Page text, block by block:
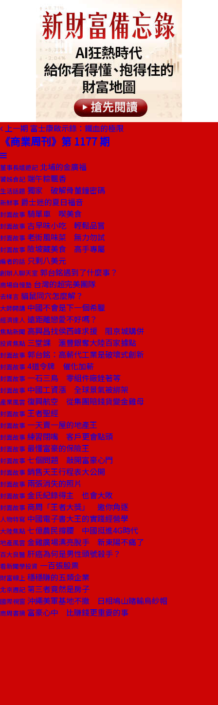
上一期 富士康啟示錄：鐵血的極限
《商業周刊》第 1177 期
董事長嬉遊記 北埔的金廣福
饕姊食記 端午粽飄香
生活話題 獨家 破解骨董鐘密碼
新鮮事 爵士迷的夏日福音
封面故事 騎單車 喫美食
封面故事 古早味小吃 輕鬆品嘗
封面故事 老街風味菜 無力勿試
封面故事 險坡藏美食 高手專屬
編者的話 只剩八美元
創辦人聊天室 郭台銘遇到了什麼事？
商場自慢塾 台灣的超完美團隊
去梯言 貓鼠同穴怎麼解？
大師開講 中國不會是下一個希臘
經濟達人 遠距離戀愛不好嗎？
焦點新聞 高興昌找侯西峰求援 阻京城購併
投資焦點 三堂課 滙豐銀奪大陸百家據點
封面故事 郭台銘：高薪代工業是破壞式創新
封面故事 4道令牌 催化加薪
封面故事 一石三鳥 零組件廠銼著等
封面故事 中國工資漲 全球景氣被綁架
產業風雲 復興航空 從集團賠錢貨變金雞母
封面故事 王者聖經
封面故事 一天賣一屋的地產王
封面故事 練習閉嘴 客戶更會點頭
封面故事 最懂富豪的保險王
封面故事 七個問題 敲開富豪心門
封面故事 銷售天王行程表大公開
封面故事 兩張消失的照片
封面故事 金氏紀錄得主 也會大敗
封面故事 商周「王者大獎」 邀你角逐
人物特寫 中國電子書大王的實踐經營學
大陸焦點 七億農民撐腰 中國挺進4G時代
地產風雲 金雞廣場漂亮脫手 新東陽不痛了
百大良醫 肝癌為何是男性頭號殺手？
看新聞學投資 一百張股票
財富線上 穩穩賺的五類企業
北京週記 第三者竟然是房子
國際視窗 沖繩美軍基地不撤 日相鳩山賭輸烏紗帽
商周書摘 富豪心中 比賺錢更重要的事